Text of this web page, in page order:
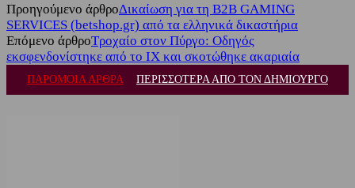
Προηγούμενο άρθροΔικαίωση για τη Β2Β GAMING
SERVICES (betshop.gr) από τα ελληνικά δικαστήρια
Επόμενο άρθροΤροχαίο στον Πύργο: Οδηγός
εκσφενδονίστηκε από το ΙΧ και σκοτώθηκε ακαριαία
ΠΑΡΟΜΟΙΑ ΑΡΘΡΑ ΠΕΡΙΣΣΟΤΕΡΑ ΑΠΟ ΤΟΝ ΔΗΜΙΟΥΡΓΟ